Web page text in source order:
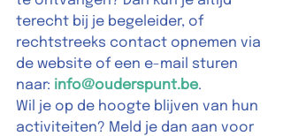
terecht bij je begeleider, of
rechtstreeks contact opnemen via
de website of een e-mail sturen
naar: info@ouderspunt.be.
Wil je op de hoogte blijven van hun
activiteiten? Meld je dan aan voor